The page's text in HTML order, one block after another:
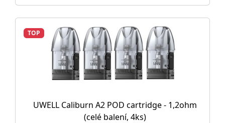
TOP
UWELL Caliburn A2 POD cartridge - 1,2ohm
(celé balení, 4ks)